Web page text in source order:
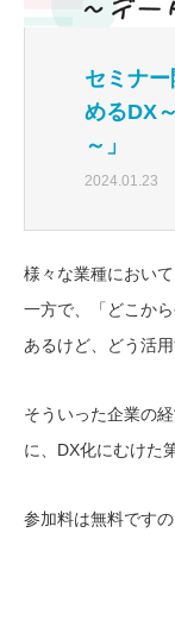
セミナ
めるDX
～」
2024.01.23
様々な業種におい
一方で、「どこか
あるけど、どう活
そういった企業の
に、DX化にむけた
参加料は無料です